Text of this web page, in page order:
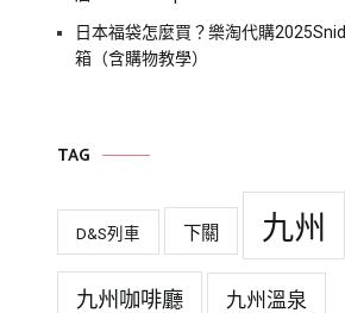
日本福袋怎麼買？樂淘代購
箱（含購物教學）
TAG
D&S列車 下關 九州
九州咖啡廳 九州溫泉